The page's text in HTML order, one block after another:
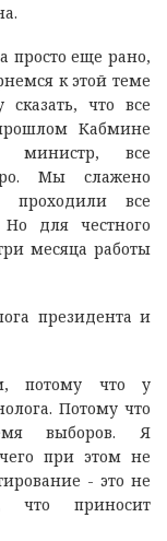
просто еще рано,
к этой теме
что все
Кабмине
все
Мы слажено
все
для честного
месяца работы
президента и
потому что у
Потому что
выборов. Я
при этом не
- это не
что приносит